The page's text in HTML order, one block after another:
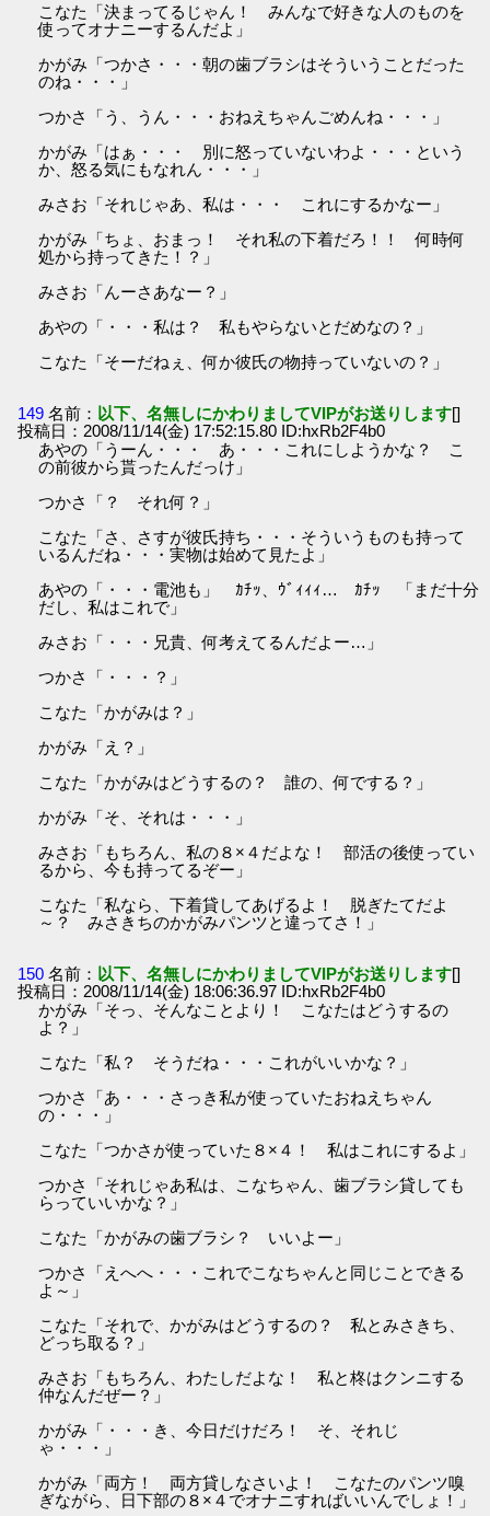
こなた「決まってるじゃん！ みんなで好きな人のものを
使ってオナニーするんだよ」
かがみ「つかさ・・・朝の歯ブラシはそういうことだった
のね・・・」
つかさ「う、うん・・・おねえちゃんごめんね・・・」
かがみ「はぁ・・・ 別に怒っていないわよ・・・という
か、怒る気にもなれん・・・」
みさお「それじゃあ、私は・・・ これにするかなー」
かがみ「ちょ、おまっ！ それ私の下着だろ！！ 何時何
処から持ってきた！？」
みさお「んーさあなー？」
あやの「・・・私は？ 私もやらないとだめなの？」
こなた「そーだねぇ、何か彼氏の物持っていないの？」
149 名前： 以下、名無しにかわりましてVIPがお送りします[]
投稿日：2008/11/14(金) 17:52:15.80 ID:hxRb2F4b0
あやの「うーん・・・ あ・・・これにしようかな？ こ
の前彼から貰ったんだっけ」
つかさ「？ それ何？」
こなた「さ、さすが彼氏持ち・・・そういうものも持って
いるんだね・・・実物は始めて見たよ」
あやの「・・・電池も」 ｶﾁｯ、ｳﾞｨｨｨ… ｶﾁｯ 「まだ十分
だし、私はこれで」
みさお「・・・兄貴、何考えてるんだよー…」
つかさ「・・・？」
こなた「かがみは？」
かがみ「え？」
こなた「かがみはどうするの？ 誰の、何でする？」
かがみ「そ、それは・・・」
みさお「もちろん、私の８×４だよな！ 部活の後使ってい
るから、今も持ってるぞー」
こなた「私なら、下着貸してあげるよ！ 脱ぎたてだよ
～？ みさきちのかがみパンツと違ってさ！」
150 名前： 以下、名無しにかわりましてVIPがお送りします[]
投稿日：2008/11/14(金) 18:06:36.97 ID:hxRb2F4b0
かがみ「そっ、そんなことより！ こなたはどうするの
よ？」
こなた「私？ そうだね・・・これがいいかな？」
つかさ「あ・・・さっき私が使っていたおねえちゃん
の・・・」
こなた「つかさが使っていた８×４！ 私はこれにするよ」
つかさ「それじゃあ私は、こなちゃん、歯ブラシ貸しても
らっていいかな？」
こなた「かがみの歯ブラシ？ いいよー」
つかさ「えへへ・・・これでこなちゃんと同じことできる
よ～」
こなた「それで、かがみはどうするの？ 私とみさきち、
どっち取る？」
みさお「もちろん、わたしだよな！ 私と柊はクンニする
仲なんだぜー？」
かがみ「・・・き、今日だけだろ！ そ、それじ
ゃ・・・」
かがみ「両方！ 両方貸しなさいよ！ こなたのパンツ嗅
ぎながら、日下部の８×４でオナニすればいいんでしょ！」